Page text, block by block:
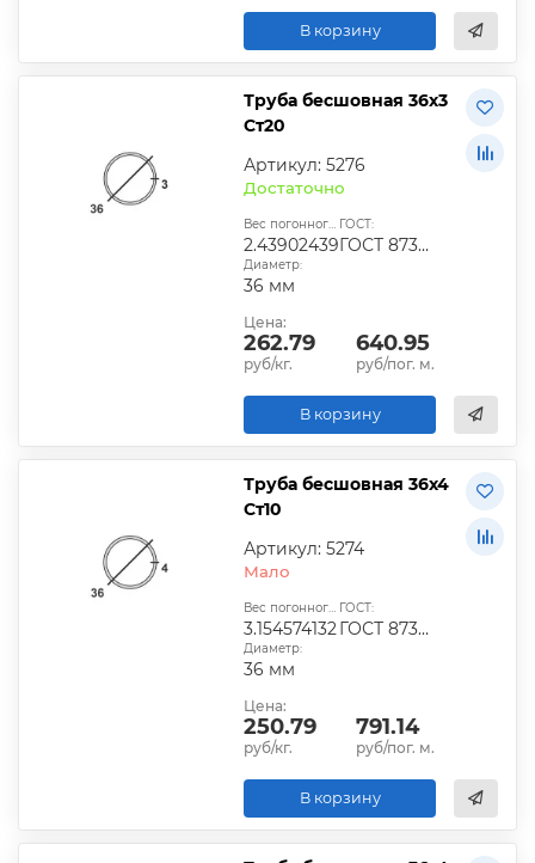
В корзину
Труба бесшовная 36х3
Ст20
Артикул: 5276
Достаточно
Вес погонного метра, кг:
2.43902439
ГОСТ:
ГОСТ 8734-238
Диаметр:
36 мм
Цена:
262.79
руб/кг.
640.95
руб/пог. м.
В корзину
Труба бесшовная 36х4
Ст10
Артикул: 5274
Мало
Вес погонного метра, кг:
3.154574132
ГОСТ:
ГОСТ 8734-236
Диаметр:
36 мм
Цена:
250.79
руб/кг.
791.14
руб/пог. м.
В корзину